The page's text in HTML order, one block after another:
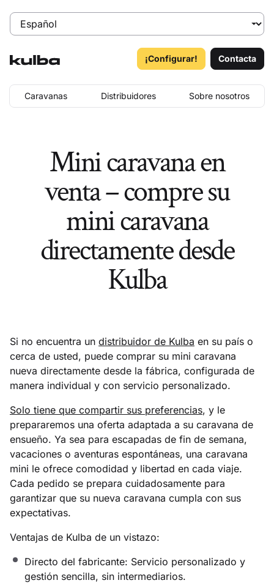
Caravanas Distribuidores Sobre nosotros
¡Configurar! Contacta
Mini caravana en
venta – compre su
mini caravana
directamente desde
Kulba
Si no encuentra un distribuidor de Kulba en su país o
cerca de usted, puede comprar su mini caravana
nueva directamente desde la fábrica, configurada de
manera individual y con servicio personalizado.
Solo tiene que compartir sus preferencias, y le
prepararemos una oferta adaptada a su caravana de
ensueño. Ya sea para escapadas de fin de semana,
vacaciones o aventuras espontáneas, una caravana
mini le ofrece comodidad y libertad en cada viaje.
Cada pedido se prepara cuidadosamente para
garantizar que su nueva caravana cumpla con sus
expectativas.
Ventajas de Kulba de un vistazo:
Directo del fabricante: Servicio personalizado y
gestión sencilla, sin intermediarios.